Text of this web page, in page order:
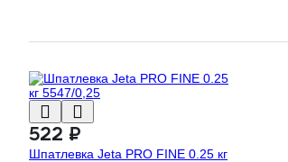
522 ₽
Шпатлевка Jeta PRO FINE 0.25 кг